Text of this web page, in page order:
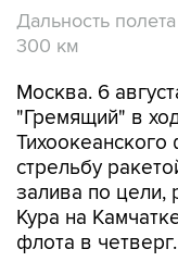
Дальность
300 км
Москва. 6
"Гремящий" в
стрельбу
залива по цели,
Кура на
флота в четверг.